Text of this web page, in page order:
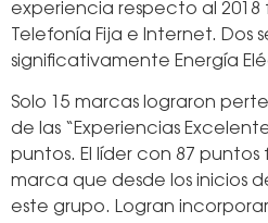
experiencia respecto al 2018
Telefonía Fija e Internet. Dos
significativamente Energía
Solo 15 marcas lograron
de las “Experiencias
puntos. El líder con 87
marca que desde los inicios
este grupo. Logran